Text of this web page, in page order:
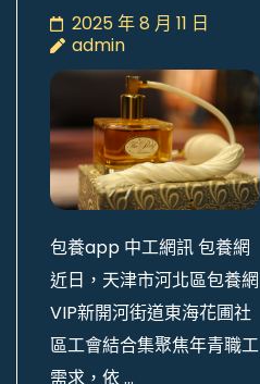
2025 年 8 月 11 日
admin
包養app 中工網訊 包養網
近日，天津市河北區包養網
VIP新開河街道東海花圃社
區工會結合集聚焦年青職工
需求，依 …